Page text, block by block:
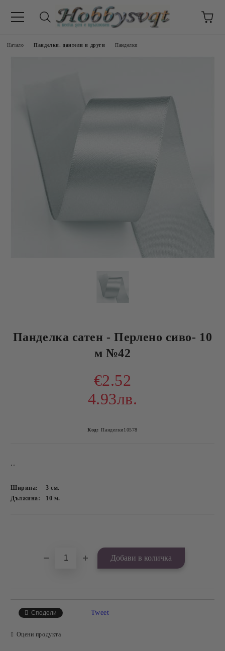
Начало Панделки, дантели и други Панделки
Панделка сатен - Перлено сиво- 10
м №42
€2.52
4.93лв.
Код: Панделки10578
..
Ширина: 3см.
Дължина:
10 м.
Сподели Tweet
Оцени продукта